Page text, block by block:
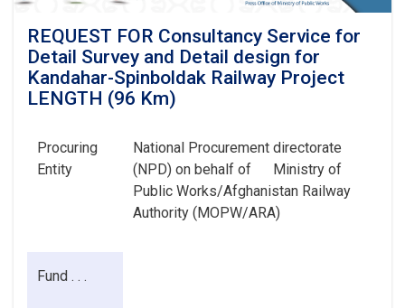
REQUEST FOR Consultancy Service for
Detail Survey and Detail design for
Kandahar-Spinboldak Railway Project
LENGTH (96 Km)
Procuring
Entity
National Procurement directorate
(NPD) on behalf of
Ministry of
Public Works/Afghanistan Railway
Authority (MOPW/ARA)
Fund . . .